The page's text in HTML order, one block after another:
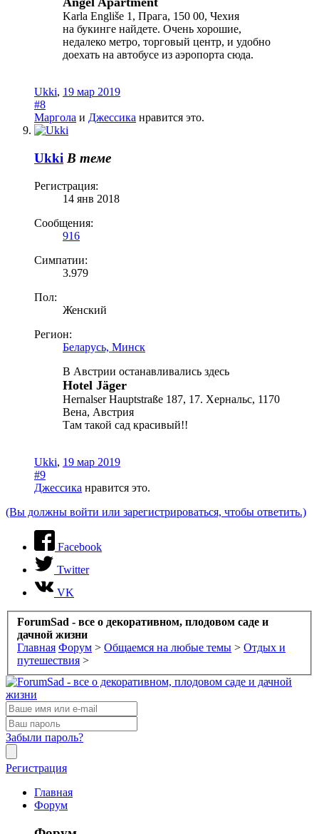
Karla Engliše 1, Прага, 150 00, Чехия
на букинге найдете. Очень хорошие,
недалеко метро, торговый центр, и удобно
доехать на автобусе из аэропорта сюда.
Ukki, 19 мар 2019
#8
Маргола и Джессика нравится это.
Ukki В теме
Регистрация:
14 янв 2018
Сообщения:
916
Симпатии:
3.979
Пол:
Женский
Регион:
Беларусь, Минск
В Австрии останавливались здесь
Hotel Jäger
Hernalser Hauptstraße 187, 17. Хернальс, 1170
Вена, Австрия
Там такой сад красивый!!
Ukki, 19 мар 2019
#9
Джессика нравится это.
(Вы должны войти или зарегистрироваться, чтобы ответить.)
Facebook
Twitter
VK
ForumSad - все о декоративном, плодовом саде и
дачной жизни
Главная Форум > Общаемся на любые темы > Отдых и
путешествия >
Забыли пароль?
Регистрация
Главная
Форум